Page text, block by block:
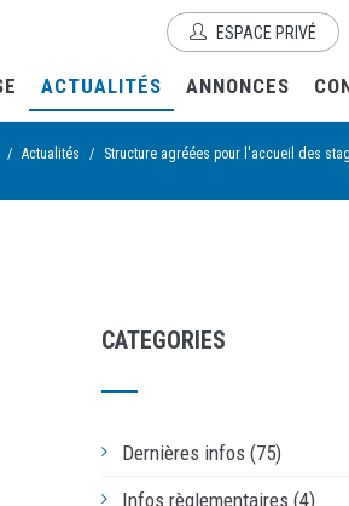
ESPACE PRIVÉ
ACTUALITÉS ANNONCES
/ Actualités / Structure agréées pour l'accueil des
CATEGORIES
Dernières infos (75)
Infos règlementaires (4)